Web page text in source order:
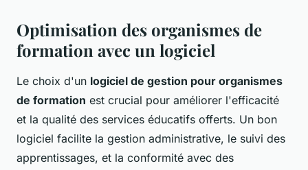
Optimisation des organismes de
formation avec un logiciel
Le choix d'un logiciel de gestion pour organismes
de formation est crucial pour améliorer l'efficacité
et la qualité des services éducatifs offerts. Un bon
logiciel facilite la gestion administrative, le suivi des
apprentissages, et la conformité avec des